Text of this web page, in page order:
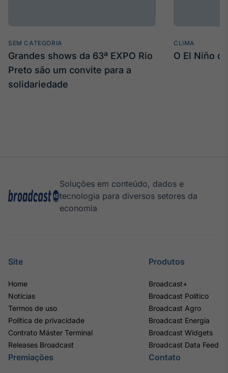
SEM CATEGORIA
Grandes shows da 63ª EXPO Rio
Preto são um convite para a
solidariedade
CLIMA
O El Niño
Soluções em conteúdo, dados e
tecnologia para diversos setores da
economia
Site
Home
Notícias
Termos de uso
Política de privacidade
Contrato Máster Terminal
Releases Broadcast
Produtos
Broadcast+
Broadcast Político
Broadcast Agro
Broadcast Energia
Broadcast Widgets
Broadcast Data Feed
Premiações Contato